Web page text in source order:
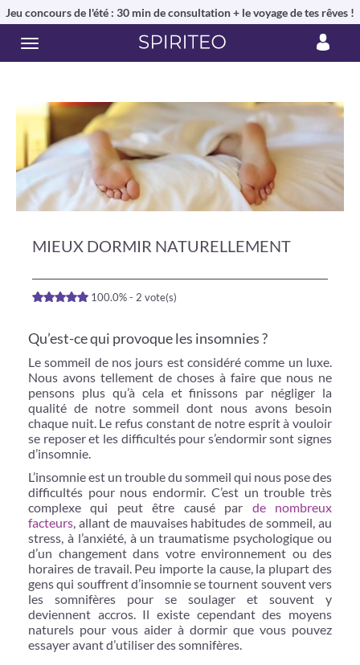
Jeu concours de l'été : 30 min de consultation + le voyage de tes rêves !
MIEUX DORMIR NATURELLEMENT
100.0% - 2 vote(s)
Qu’est-ce qui provoque les insomnies ?
Le sommeil de nos jours est considéré comme un luxe.
Nous avons tellement de choses à faire que nous ne
pensons plus qu’à cela et finissons par négliger la
qualité de notre sommeil dont nous avons besoin
chaque nuit. Le refus constant de notre esprit à vouloir
se reposer et les difficultés pour s’endormir sont signes
d’insomnie.
L’insomnie est un trouble du sommeil qui nous pose des
difficultés pour nous endormir. C’est un trouble très
complexe qui peut être causé par de nombreux
facteurs, allant de mauvaises habitudes de sommeil, au
stress, à l’anxiété, à un traumatisme psychologique ou
d’un changement dans votre environnement ou des
horaires de travail. Peu importe la cause, la plupart des
gens qui souffrent d’insomnie se tournent souvent vers
les somnifères pour se soulager et souvent y
deviennent accros. Il existe cependant des moyens
naturels pour vous aider à dormir que vous pouvez
essayer avant d’utiliser des somnifères.